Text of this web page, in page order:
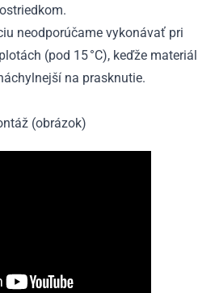
neodporúčame vykonávať pri
(pod 15 °C), keďže materiál
na prasknutie.
(obrázok)